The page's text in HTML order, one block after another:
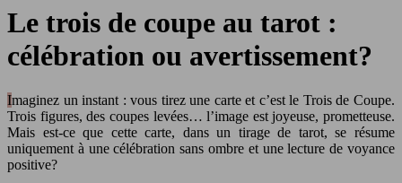
Le trois de coupe au tarot :
célébration ou avertissement?
Imaginez un instant : vous tirez une carte et c’est le Trois de Coupe.
Trois figures, des coupes levées… l’image est joyeuse, prometteuse.
Mais est-ce que cette carte, dans un tirage de tarot, se résume
uniquement à une célébration sans ombre et une lecture de voyance
positive?